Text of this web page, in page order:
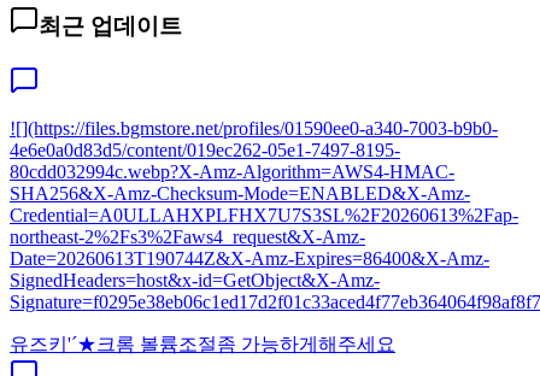
최근 업데이트
![](https://files.bgmstore.net/profiles/01590ee0-a340-7003-b9b0-
4e6e0a0d83d5/content/019ec262-05e1-7497-8195-
80cdd032994c.webp?X-Amz-Algorithm=AWS4-HMAC-
SHA256&X-Amz-Checksum-Mode=ENABLED&X-Amz-
Credential=A0ULLAHXPLFHX7U7S3SL%2F20260613%2Fap-
northeast-2%2Fs3%2Faws4_request&X-Amz-
Date=20260613T190744Z&X-Amz-Expires=86400&X-Amz-
SignedHeaders=host&x-id=GetObject&X-Amz-
유즈키'´★크롬 볼륨조절좀 가능하게해주세요